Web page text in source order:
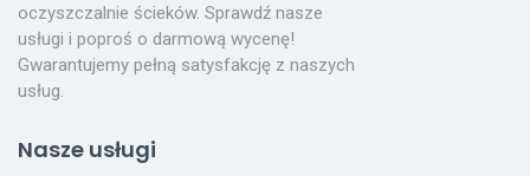
oczyszczalnie ścieków. Sprawdź nasze
usługi i poproś o darmową wycenę!
Gwarantujemy pełną satysfakcję z naszych
usług.
Nasze usługi